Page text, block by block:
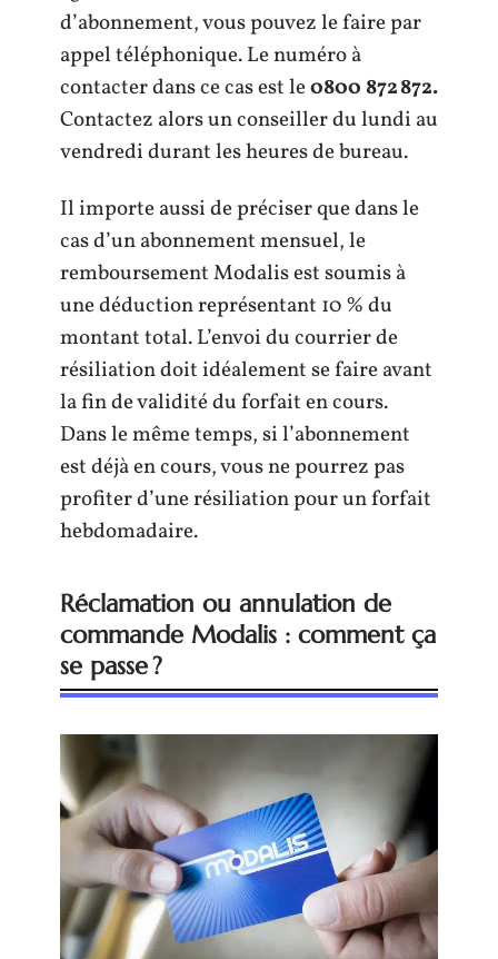
d’abonnement, vous pouvez le faire par
appel téléphonique. Le numéro à
contacter dans ce cas est le0800 872 872.
Contactez alors un conseiller du lundi au
vendredi durant les heures de bureau.
Il importe aussi de préciser que dans le
cas d’un abonnement mensuel, le
remboursement Modalis est soumis à
une déduction représentant 10 % du
montant total. L’envoi du courrier de
résiliation doit idéalement se faire avant
la fin de validité du forfait en cours.
Dans le même temps, si l’abonnement
est déjà en cours, vous ne pourrez pas
profiter d’une résiliation pour un forfait
hebdomadaire.
Réclamation ou annulation de
commande Modalis : comment ça
se passe ?